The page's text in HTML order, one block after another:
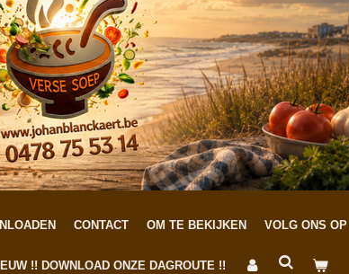
CONTACT OM TE BEKIJKEN VOLG ONS
!! DOWNLOAD ONZE DAGROUTE !!